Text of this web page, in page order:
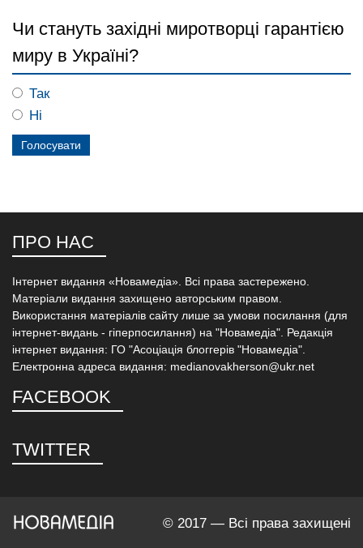
Чи стануть західні миротворці гарантією
миру в Україні?
Так
Ні
ПРО НАС
Інтернет видання «Новамедіа». Всі права застережено.
Матеріали видання захищено авторським правом.
Використання матеріалів сайту лише за умови посилання (для
інтернет-видань - гіперпосилання) на "Новамедіа". Редакція
інтернет видання: ГО "Асоціація блоггерів "Новамедіа".
Електронна адреса видання: medianovakherson@ukr.net
FACEBOOK
TWITTER
© 2017 — Всі права захищені